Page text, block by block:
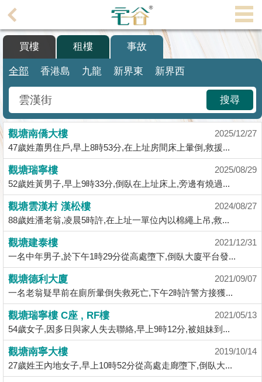
理
主
搵
樓/
成
交
業
主
放
盤
宅
谷
按
揭
地
產
博
客
地
買樓 租樓 事故
全部 香港島 九龍 新界東 新界西
搜尋
觀塘南僑大樓
2025/12/27
47歲姓蕭男住戶,早上8時53分,在上址房間床上暈倒,救援...
觀塘瑞寧樓
2025/08/29
52歲姓黃男子,早上9時33分,倒臥在上址床上,旁邊有燒過...
觀塘雲漢村 漢松樓
2024/08/27
88歲姓潘老翁,凌晨5時許,在上址一單位內以棉繩上吊,救...
觀塘建泰樓
2021/12/31
一名中年男子,於下午1時29分從高處墮下,倒臥大廈平台發...
觀塘德利大廈
2021/09/07
一名老翁疑早前在廁所暈倒失救死亡,下午2時許警方接獲...
觀塘瑞寧樓 C座 , RF樓
2021/05/13
54歲女子,因多日與家人失去聯絡,早上9時12分,被姐妹到...
觀塘南寧大樓
2019/10/14
27歲姓王內地女子,早上10時52分從高處走廊墮下,倒臥大...